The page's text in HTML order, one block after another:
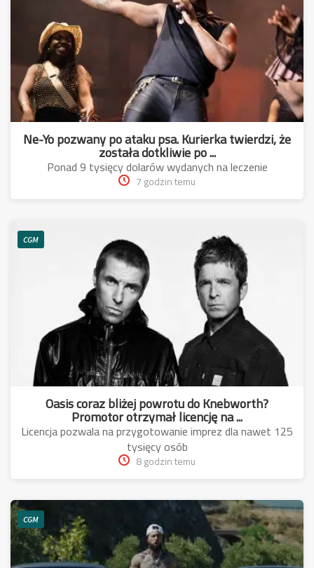
Ne-Yo pozwany po ataku psa. Kurierka twierdzi, że
została dotkliwie po ...
Ponad 9 tysięcy dolarów wydanych na leczenie
7 godzin temu
CGM
Oasis coraz bliżej powrotu do Knebworth?
Promotor otrzymał licencję na ...
Licencja pozwala na przygotowanie imprez dla nawet 125
tysięcy osób
8 godzin temu
CGM